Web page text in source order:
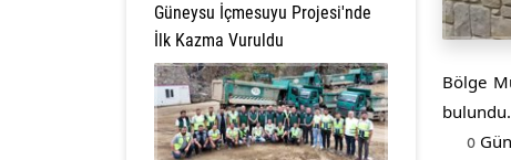
Bölge
o
Güneysu İçmesuyu Projesi'nde
İlk Kazma Vuruldu